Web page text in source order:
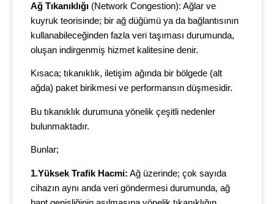
Ağ Tıkanıklığı (Network Congestion): Ağlar ve
kuyruk teorisinde; bir ağ düğümü ya da bağlantısının
kullanabileceğinden fazla veri taşıması durumunda,
oluşan indirgenmiş hizmet kalitesine denir.
Kısaca; tıkanıklık, iletişim ağında bir bölgede (alt
ağda) paket birikmesi ve performansın düşmesidir.
Bu tıkanıklık durumuna yönelik çeşitli nedenler
bulunmaktadır.
Bunlar;
1.Yüksek Trafik Hacmi: Ağ üzerinde; çok sayıda
cihazın aynı anda veri göndermesi durumunda, ağ